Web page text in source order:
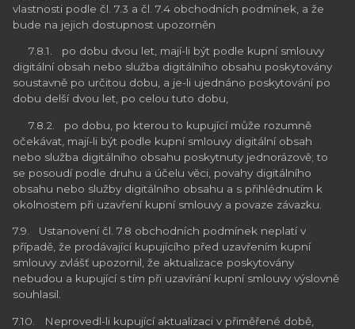
vlastnosti podle čl. 7.3 a čl. 7.4 obchodních podmínek, a že
bude na jejich dostupnost upozorněn
7.8.1. po dobu dvou let, mají-li být podle kupní smlouvy
digitální obsah nebo služba digitálního obsahu poskytovány
soustavně po určitou dobu, a je-li ujednáno poskytování po
dobu delší dvou let, po celou tuto dobu,
7.8.2. po dobu, po kterou to kupující může rozumně
očekávat, mají-li být podle kupní smlouvy digitální obsah
nebo služba digitálního obsahu poskytnuty jednorázově; to
se posoudí podle druhu a účelu věci, povahy digitálního
obsahu nebo služby digitálního obsahu a s přihlédnutím k
okolnostem při uzavření kupní smlouvy a povaze závazku.
7.9. Ustanovení čl. 7.8 obchodních podmínek neplatí v
případě, že prodávající kupujícího před uzavřením kupní
smlouvy zvlášť upozornil, že aktualizace poskytovány
nebudou a kupující s tím při uzavírání kupní smlouvy výslovně
souhlasil.
7.10. Neprovedl-li kupující aktualizaci v přiměřené době,